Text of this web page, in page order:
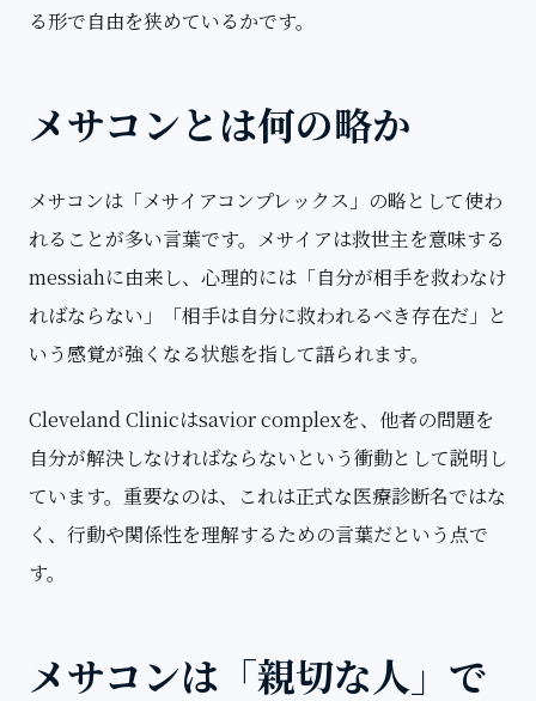
る形で自由を狭めているかです。
メサコンとは何の略か
メサコンは「メサイアコンプレックス」の略として使わ
れることが多い言葉です。メサイアは救世主を意味する
messiahに由来し、心理的には「自分が相手を救わなけ
ればならない」「相手は自分に救われるべき存在だ」と
いう感覚が強くなる状態を指して語られます。
Cleveland Clinicはsavior complexを、他者の問題を
自分が解決しなければならないという衝動として説明し
ています。重要なのは、これは正式な医療診断名ではな
く、行動や関係性を理解するための言葉だという点で
す。
メサコンは「親切な人」で